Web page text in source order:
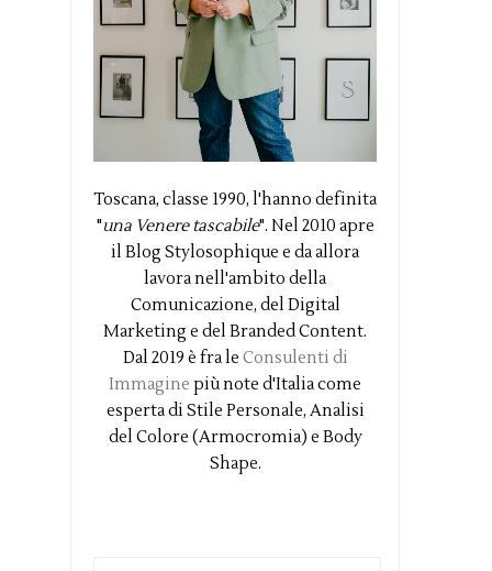
Toscana, classe 1990, l'hanno definita
"una Venere tascabile". Nel 2010 apre
il Blog Stylosophique e da allora
lavora nell'ambito della
Comunicazione, del Digital
Marketing e del Branded Content.
Dal 2019 è fra le Consulenti di
Immagine più note d'Italia come
esperta di Stile Personale, Analisi
del Colore (Armocromia) e Body
Shape.